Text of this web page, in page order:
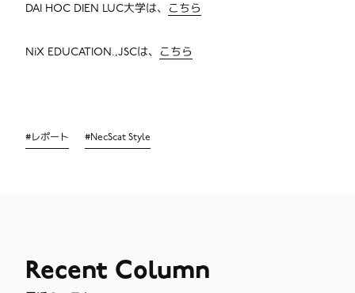
DAI HOC DIEN LUC大学は、 こちら
NiX EDUCATION.,JSCは、 こちら
#レポート #NecScat Style
Recent Column